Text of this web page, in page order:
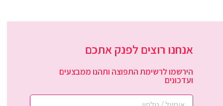
אנחנו רוצים לפנק אתכם
הירשמו לרשימת התפוצה ותהנו ממבצעים
ועדכונים